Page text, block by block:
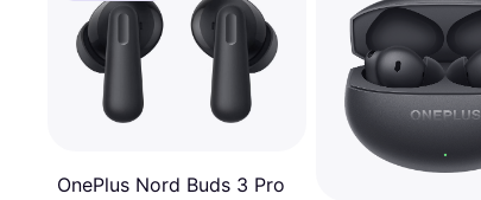
OnePlus Nord Buds 3 Pro